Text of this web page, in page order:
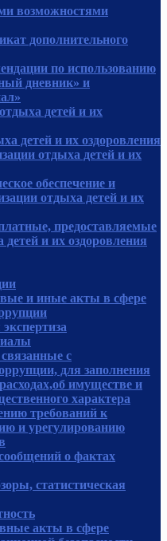
возможностями
дополнительного
по использованию
дневник» и
детей и их
детей и их оздоровления
отдыха детей и их
обеспечение и
отдыха детей и их
предоставляемые
детей и их оздоровления
и иные акты в сфере
с
для заполнения
имуществе и
характера
требований к
и урегулированию
о фактах
статистическая
акты в сфере